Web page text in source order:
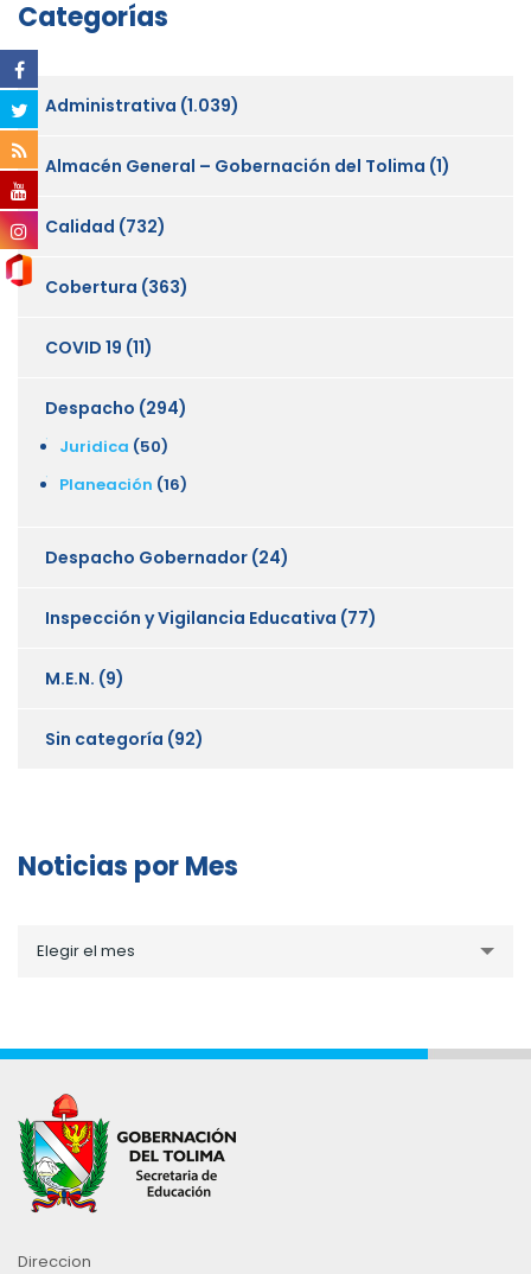
Categorías
Administrativa (1.039)
Almacén General – Gobernación del Tolima (1)
Calidad (732)
Cobertura (363)
COVID 19 (11)
Despacho (294)
Juridica (50)
Planeación (16)
Despacho Gobernador (24)
Inspección y Vigilancia Educativa (77)
M.E.N. (9)
Sin categoría (92)
Noticias por Mes
porElegir el mes
Direccion